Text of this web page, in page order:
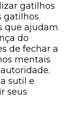
gatilhos
gatilhos
que ajudam
do
de fechar a
mentais
sutil e
seus